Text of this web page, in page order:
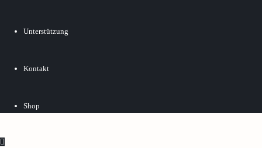
Unterstützung
Kontakt
Shop